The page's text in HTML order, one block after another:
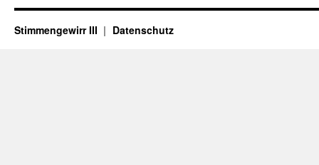
Stimmengewirr III Datenschutz